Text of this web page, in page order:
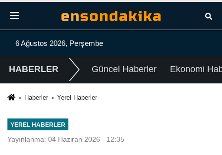
6 Ağustos 2026, Perşembe
HABERLER Güncel Haberler Ekonomi
Haberler Yerel Haberler
YEREL HABERLER
Yayınlanma: 04 Haziran 2026 - 12:35